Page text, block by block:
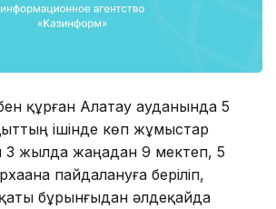
құрған Алатау ауданында 5
ішінде көп жұмыстар
жылда жаңадан 9 мектеп, 5
пайдалануға беріліп,
бұрынғыдан әлдеқайда